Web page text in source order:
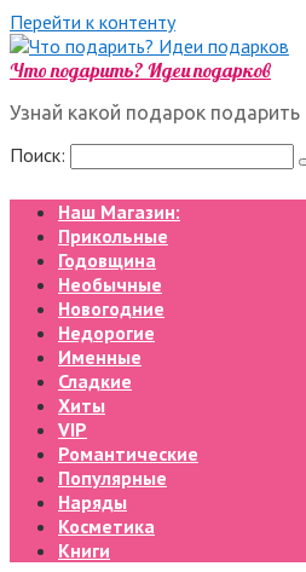
Перейти к контенту
Что подарить? Идеи подарков
Узнай какой подарок подарить
Поиск:
Наш Магазин:
Прикольные
Годовщина
Необычные
Новогодние
Недорогие
Именные
Сладкие
Хиты
VIP
Романтические
Популярные
Наряды
Косметика
Книги